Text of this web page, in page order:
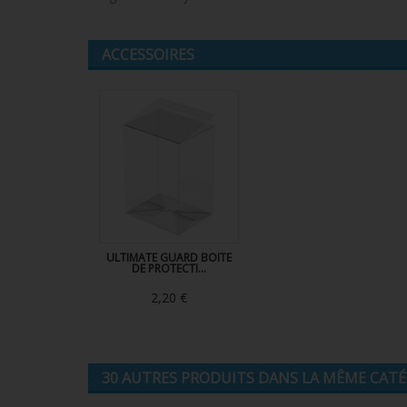
ACCESSOIRES
ULTIMATE GUARD BOITE
DE PROTECTI...
2,20 €
30 AUTRES PRODUITS DANS LA MÊME